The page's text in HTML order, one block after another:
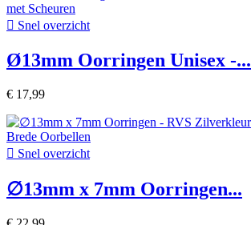
 Snel overzicht
Ø13mm Oorringen Unisex -...
€ 17,99
 Snel overzicht
∅13mm x 7mm Oorringen...